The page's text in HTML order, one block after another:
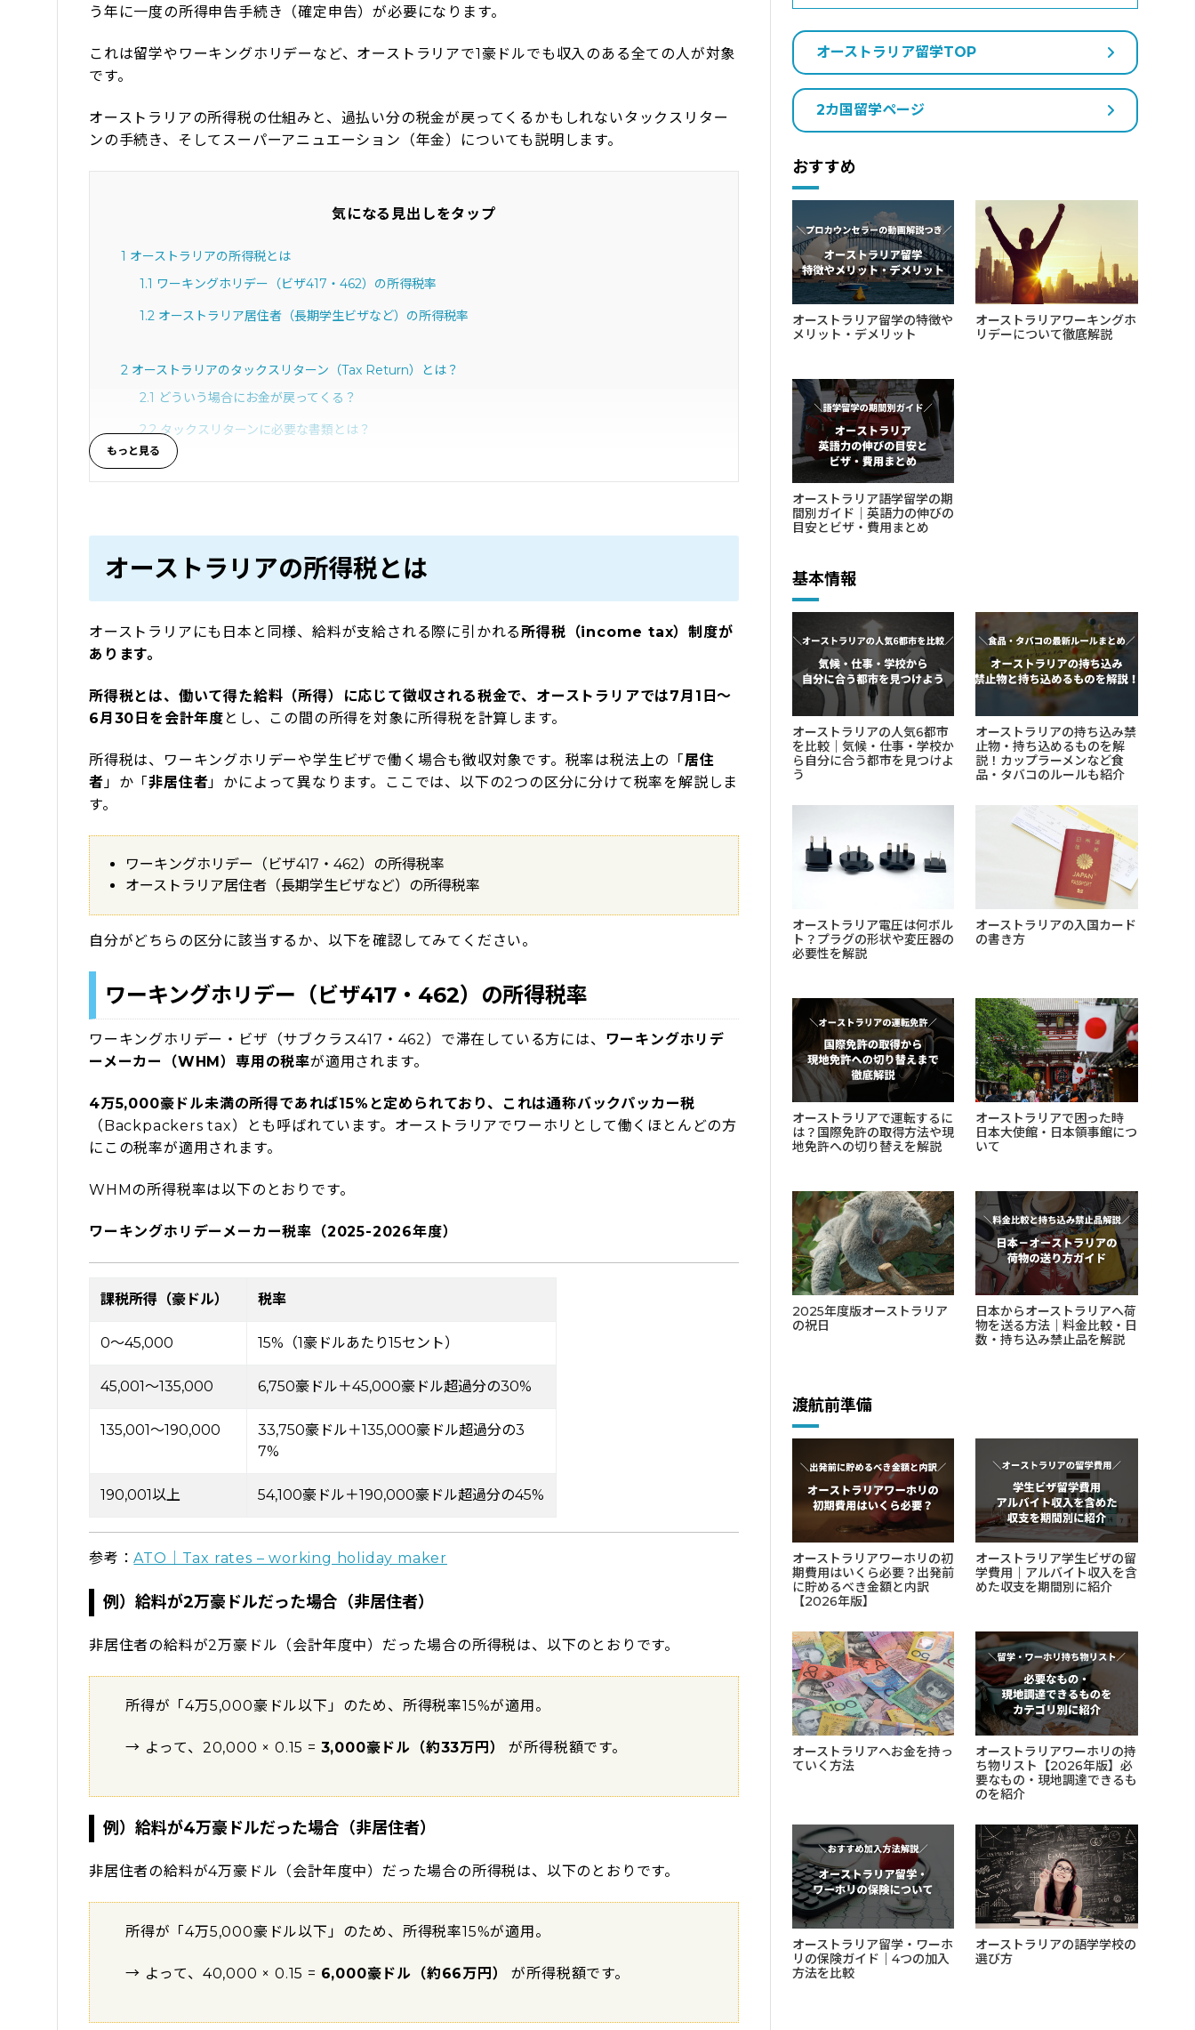
う年に一度の所得申告手続き（確定申告）が必要になります。
これは留学やワーキングホリデーなど、オーストラリアで1豪ドルでも収入のある全ての人が対象
です。
オーストラリアの所得税の仕組みと、過払い分の税金が戻ってくるかもしれないタックスリター
ンの手続き、そしてスーパーアニュエーション（年金）についても説明します。
気になる見出しをタップ
1 オーストラリアの所得税とは
1.1 ワーキングホリデー（ビザ417・462）の所得税率
1.2 オーストラリア居住者（長期学生ビザなど）の所得税率
2 オーストラリアのタックスリターン（Tax Return）とは？
2.1 どういう場合にお金が戻ってくる？
2.2タックスリターンに必要な書類とは？
3タックスリターンの申請方法
スーパーアニュエーション返金対象者
スーパーアニュエーション返金申請の方法
5pecoちゃん＆おさるさん、タビケン留学でオーストラリアで語学学校＆ホームステイに挑戦！
オーストラリアの所得税とは
オーストラリアにも日本と同様、給料が支給される際に引かれる所得税（income tax）制度が
あります。
所得税とは、働いて得た給料（所得）に応じて徴収される税金で、オーストラリアでは7月1日〜
6月30日を会計年度 とし、この間の所得を対象に所得税を計算します。
所得税は、ワーキングホリデーや学生ビザで働く場合も徴収対象です。税率は税法上の「居住
者」か「非居住者」かによって異なります。ここでは、以下の2つの区分に分けて税率を解説しま
す。
ワーキングホリデー（ビザ417・462）の所得税率
オーストラリア居住者（長期学生ビザなど）の所得税率
自分がどちらの区分に該当するか、以下を確認してみてください。
ワーキングホリデー（ビザ417・462）の所得税率
ワーキングホリデー・ビザ（サブクラス417・462）で滞在している方には、 ワーキングホリデ
ーメーカー（WHM）専用の税率が適用されます。
4万5,000豪ドル未満の所得であれば15%と定められており、これは通称バックパッカー税
（Backpackers tax）とも呼ばれています。オーストラリアでワーホリとして働くほとんどの方
にこの税率が適用されます。
WHMの所得税率は以下のとおりです。
ワーキングホリデーメーカー税率（2025-2026年度）
課税所得（豪ドル） 税率
0〜45,000 15%（1豪ドルあたり15セント）
45,001〜135,000 6,750豪ドル＋45,000豪ドル超過分の30%
135,001〜190,000
33,750豪ドル＋135,000豪ドル超過分の3
7%
190,001以上 54,100豪ドル＋190,000豪ドル超過分の45%
参考：ATO｜Tax rates – working holiday maker
例）給料が2万豪ドルだった場合（非居住者）
非居住者の給料が2万豪ドル（会計年度中）だった場合の所得税は、以下のとおりです。
所得が「4万5,000豪ドル以下」のため、所得税率15%が適用。
→ よって、20,000 × 0.15 = 3,000豪ドル（約33万円） が所得税額です。
例）給料が4万豪ドルだった場合（非居住者）
非居住者の給料が4万豪ドル（会計年度中）だった場合の所得税は、以下のとおりです。
所得が「4万5,000豪ドル以下」のため、所得税率15%が適用。
→ よって、40,000 × 0.15 = 6,000豪ドル（約66万円） が所得税額です。
オーストラリア留学TOP
2カ国留学ページ
おすすめ
オーストラリア留学の特徴や
メリット・デメリット
オーストラリアワーキングホ
リデーについて徹底解説
オーストラリア語学留学の期
間別ガイド｜英語力の伸びの
目安とビザ・費用まとめ
基本情報
オーストラリアの人気6都市
を比較｜気候・仕事・学校か
ら自分に合う都市を見つけよ
う
オーストラリアの持ち込み禁
止物・持ち込めるものを解
説！カップラーメンなど食
品・タバコのルールも紹介
オーストラリア電圧は何ボル
ト？プラグの形状や変圧器の
必要性を解説
オーストラリアの入国カード
の書き方
オーストラリアで運転するに
は？国際免許の取得方法や現
地免許への切り替えを解説
オーストラリアで困った時
日本大使館・日本領事館につ
いて
2025年度版オーストラリア
の祝日
日本からオーストラリアへ荷
物を送る方法｜料金比較・日
数・持ち込み禁止品を解説
渡航前準備
オーストラリアワーホリの初
期費用はいくら必要？出発前
に貯めるべき金額と内訳
【2026年版】
オーストラリア学生ビザの留
学費用｜アルバイト収入を含
めた収支を期間別に紹介
オーストラリアへお金を持っ
ていく方法
オーストラリアワーホリの持
ち物リスト【2026年版】必
要なもの・現地調達できるも
のを紹介
オーストラリア留学・ワーホ
リの保険ガイド｜4つの加入
方法を比較
オーストラリアの語学学校の
選び方